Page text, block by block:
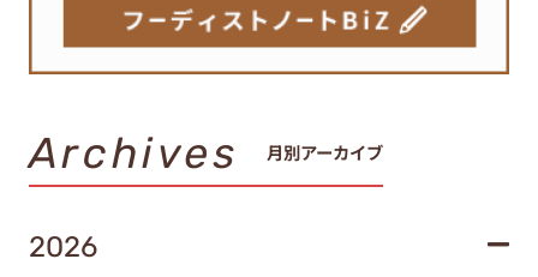
Archives 月別アーカイブ
2026